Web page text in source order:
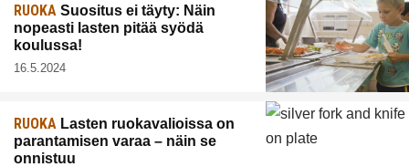
RUOKA Suositus ei täyty: Näin
nopeasti lasten pitää syödä
koulussa!
16.5.2024
RUOKA Lasten ruokavalioissa on
parantamisen varaa – näin se
onnistuu